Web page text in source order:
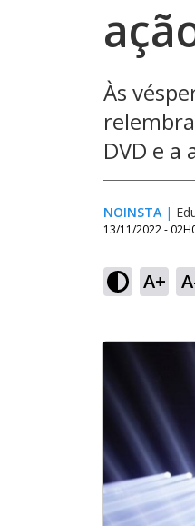
Às
DVD e
NOINSTA |
13/11/2022 -
A+